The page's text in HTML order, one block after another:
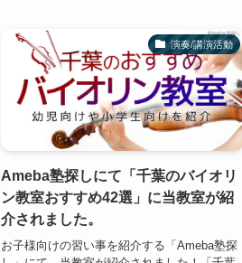
演奏/講演活動
Ameba塾探しにて「千葉のバイオリ
ン教室おすすめ42選」に当教室が紹
介されました。
お子様向けの習い事を紹介する「Ameba塾探